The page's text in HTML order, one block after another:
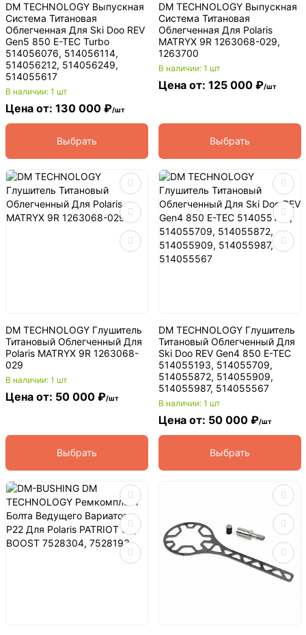
DM TECHNOLOGY Выпускная
Система Титановая
Облегченная Для Ski Doo REV
Gen5 850 E-TEC Turbo
514056076, 514056114,
514056212, 514056249,
514055617
В наличии: 1 шт
Цена от: 130 000 ₽/шт
Выбрать
DM TECHNOLOGY Выпускная
Система Титановая
Облегченная Для Polaris
MATRYX 9R 1263068-029,
1263700
В наличии: 1 шт
Цена от: 125 000 ₽/шт
Выбрать
DM TECHNOLOGY Глушитель
Титановый Облегченный Для
Polaris MATRYX 9R 1263068-
029
В наличии: 1 шт
Цена от: 50 000 ₽/шт
Выбрать
DM TECHNOLOGY Глушитель
Титановый Облегченный Для
Ski Doo REV Gen4 850 E-TEC
514055193, 514055709,
514055872, 514055909,
514055987, 514055567
В наличии: 1 шт
Цена от: 50 000 ₽/шт
Выбрать